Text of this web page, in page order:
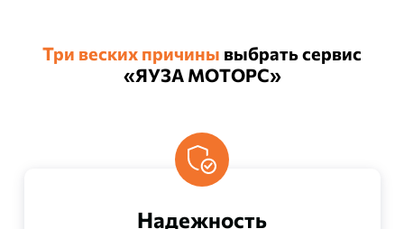
Три веских причины выбрать сервис
«ЯУЗА МОТОРС»
Надежность